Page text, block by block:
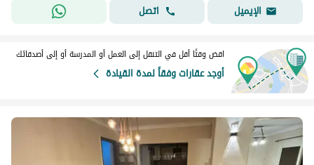
الإيميل
اتصل
اقض وقتًا أقل في التنقل إلى العمل أو المدرسة أو إلى أصدقائك
أوجد عقارات وفقاً لمدة القيادة